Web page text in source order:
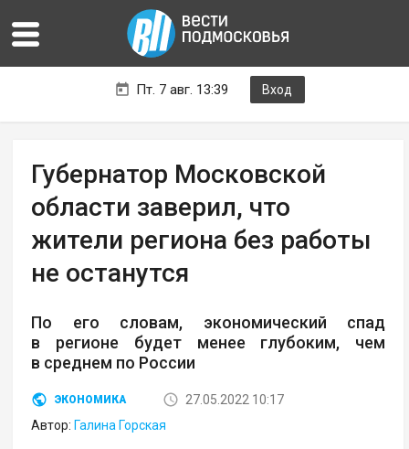
Пт. 7 авг. 13:39 Вход
Губернатор Московской
области заверил, что
жители региона без работы
не останутся
По его словам, экономический спад
в регионе будет менее глубоким, чем
в среднем по России
ЭКОНОМИКА
27.05.2022 10:17
Автор: Галина Горская